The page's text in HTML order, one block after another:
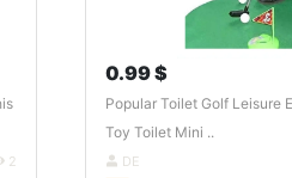
2
0.99 $
Popular Toilet Golf Leisure
Toy Toilet Mini ..
DE